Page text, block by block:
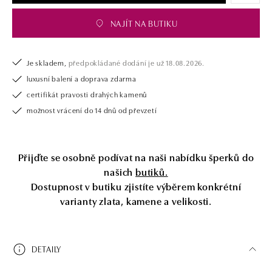
drahých kamenů už téměř 30 let. Každý šperk je tak originál a je také
opatřen certifikátem pravosti a dodán v luxusním balení. Ať už vybíráte
námi pouze šperk, ale také chytrou investici.
NAJÍT NA BUTIKU
Je skladem, předpokládané dodání je už 18.08.2026.
luxusní balení a doprava zdarma
certifikát pravosti drahých kamenů
možnost vrácení do 14 dnů od převzetí
Přijďte se osobně podívat na naši nabídku šperků do
našich butiků.
Dostupnost v butiku zjistíte výběrem konkrétní
varianty zlata, kamene a velikosti.
DETAILY